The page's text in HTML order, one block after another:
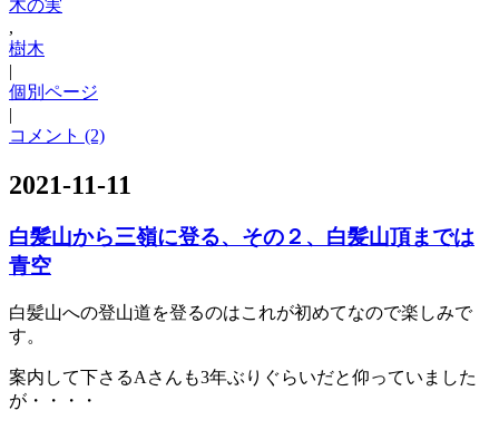
木の実
,
樹木
|
個別ページ
|
コメント (2)
2021-11-11
白髪山から三嶺に登る、その２、白髪山頂までは
青空
白髪山への登山道を登るのはこれが初めてなので楽しみで
す。
案内して下さるAさんも3年ぶりぐらいだと仰っていました
が・・・・